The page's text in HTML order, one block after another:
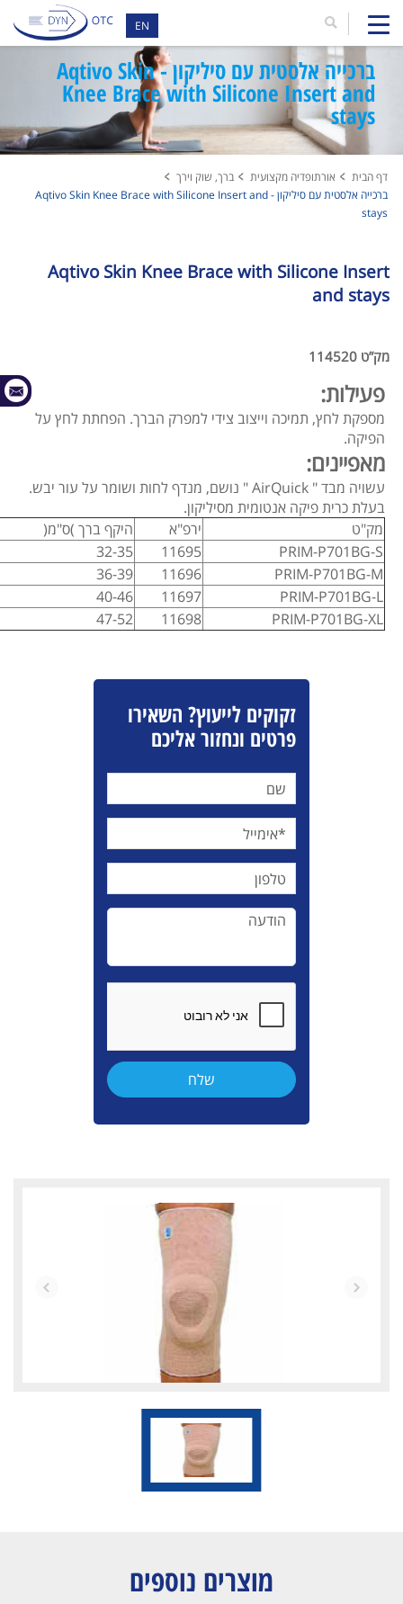
EN
ברכייה אלסטית עם סיליקון - Aqtivo Skin
Knee Brace with Silicone Insert and
stays
דף הבית אורתופדיה מקצועית
ברך, שוק וירך
ברכייה אלסטית עם סיליקון - Aqtivo Skin Knee Brace with Silicone Insert and
stays
Aqtivo Skin Knee Brace with Silicone Insert
and stays
מק”ט 114520
פעילות:
מספקת לחץ, תמיכה וייצוב צידי למפרק הברך. הפחתת לחץ על
הפיקה.
מאפיינים:
עשויה מבד " AirQuick " נושם, מנדף לחות ושומר על עור יבש.
בעלת כרית פיקה אנטומית מסיליקון.
מק"ט
ירפ"א
היקף ברך )ס"מ(
PRIM-P701BG-S
11695
32-35
PRIM-P701BG-M
11696
36-39
PRIM-P701BG-L
11697
40-46
PRIM-P701BG-XL
11698
47-52
זקוקים לייעוץ? השאירו
פרטים ונחזור אליכם
מוצרים נוספים